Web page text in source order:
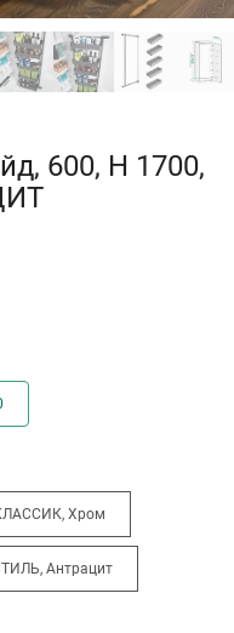
600, H 1700,
Хром
Антрацит